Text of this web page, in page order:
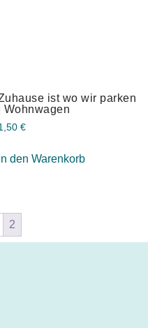
ist wo wir parken
| Wohnwagen
€
In den Warenkorb
2